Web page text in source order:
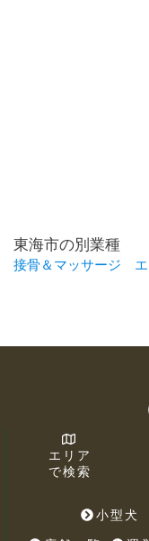
東海市の別業種
接骨＆マッサージ
エリア
で検索
小型犬